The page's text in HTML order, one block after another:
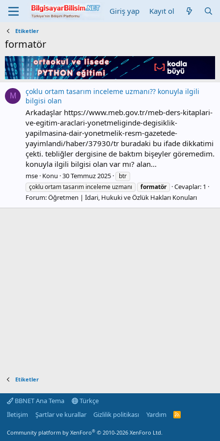
Giriş yap Kayıt ol
Etiketler
formatör
M
çoklu ortam tasarım inceleme uzmanı?? konuyla ilgili
bilgisi olan
Arkadaşlar https://www.meb.gov.tr/meb-ders-kitaplari-
ve-egitim-araclari-yonetmeliginde-degisiklik-
yapilmasina-dair-yonetmelik-resm-gazetede-
yayimlandi/haber/37930/tr buradaki bu ifade dikkatimi
çekti. tebliğler dergisine de baktım bişeyler göremedim.
konuyla ilgili bilgisi olan var mı? alan...
mse Konu 30 Temmuz 2025
btr
çoklu ortam tasarım inceleme uzmanı
formatör
Cevaplar: 1
Forum:Öğretmen | İdari, Hukuki ve Özlük Hakları Konuları
Etiketler
BBNET Ana Tema
Türkçe
İletişim
Şartlar ve kurallar Gizlilik politikası Yardım
R
Community platform by XenForo® © 2010-2026 XenForo Ltd.